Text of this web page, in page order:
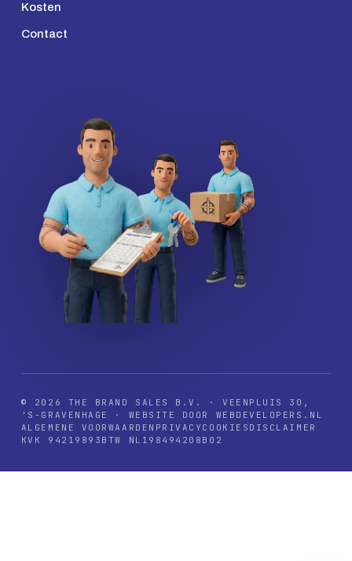
Kosten
Contact
© 2026 THE BRAND SALES B.V. · VEENPLUIS 30,
'S-GRAVENHAGE · WEBSITE DOOR WEBDEVELOPERS.NL
ALGEMENE VOORWAARDEN PRIVACYCOOKIES DISCLAIMER
KVK 94219893 BTW NL198494208B02